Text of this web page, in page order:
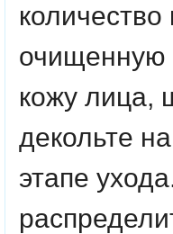
очищенную
кожу лица,
декольте
этапе